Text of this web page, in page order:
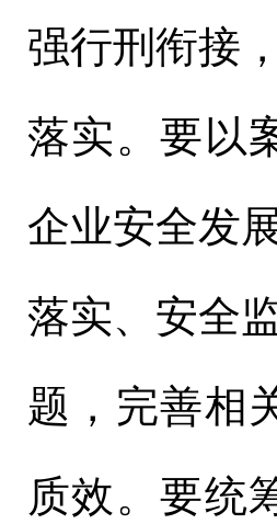
强行刑衔接
落实。要以
企业安全发
落实、安全
题，完善相
质效。要统